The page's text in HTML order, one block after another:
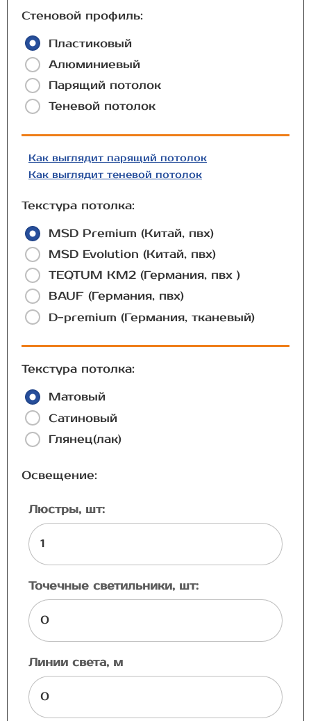
Стеновой профиль:
Пластиковый
Алюминиевый
Парящий потолок
Теневой потолок
Как выглядит парящий потолок
Как выглядит теневой потолок
Текстура потолка:
MSD Premium (Китай, пвх)
MSD Evolution (Китай, пвх)
TEQTUM КМ2 (Германия, пвх )
BAUF (Германия, пвх)
D-premium (Германия, тканевый)
Текстура потолка:
Матовый
Сатиновый
Глянец(лак)
Освещение:
Люстры, шт:
Точечные светильники, шт:
Линии света, м